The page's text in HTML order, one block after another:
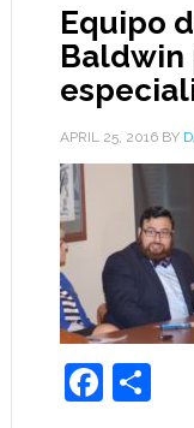
Equipo
Baldwin
APRIL 25, 2016BY